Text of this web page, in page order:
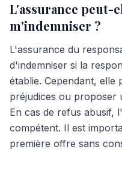
L'assurance peut-
m'indemniser ?
L'assurance du
d'indemniser si la
établie. Cependant, elle
préjudices ou proposer
En cas de refus abusif,
compétent. Il est
première offre sans